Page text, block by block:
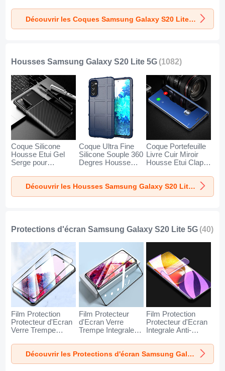
Galaxy S20 Lite 5G
Clair
Degres W01 pour
Samsung Galaxy
S20 Lite 5G Noir
Noir
Découvrir les Coques Samsung Galaxy S20 Lite 5G
Housses Samsung Galaxy S20 Lite 5G (1082)
Coque Silicone
Housse Etui Gel
Serge pour
S20 Lite 5G Noir
Coque Ultra Fine
Silicone Souple 360
Degres Housse
Galaxy S20 Lite 5G
Bleu
Coque Portefeuille
Livre Cuir Miroir
Housse Etui Clapet
Galaxy S20 Lite 5G
Bleu
Découvrir les Housses Samsung Galaxy S20 Lite 5G
Protections d'écran Samsung Galaxy S20 Lite 5G (40)
Film Protection
Protecteur d'Ecran
Verre Trempe
Samsung Galaxy
S20 Lite 5G Noir
Film Protecteur
d'Ecran Verre
Trempe Integrale
Galaxy S20 Lite 5G
Noir
Film Protection
Protecteur d'Ecran
Integrale Anti-
Samsung Galaxy
S20 Lite 5G Clair
Découvrir les Protections d'écran Samsung Galaxy S20 Lite 5G